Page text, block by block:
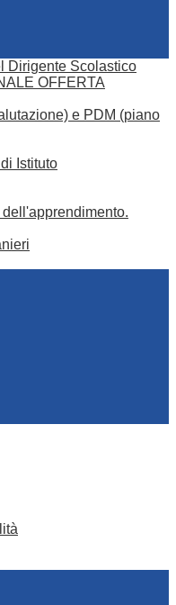
Dirigente Scolastico
OFFERTA
e PDM (piano
Istituto